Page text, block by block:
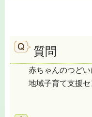
質問
赤ちゃんのつど
地域子育て支援